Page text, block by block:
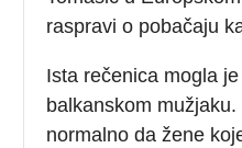
raspravi o pobačaju
Ista rečenica mogla
balkanskom
normalno da žene